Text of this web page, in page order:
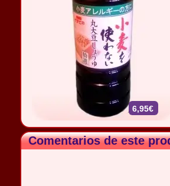
6,95€
Comentarios de este